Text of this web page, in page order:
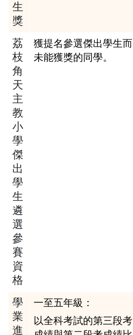
生
獎
荔
枝
角
天
主
教
小
學
傑
出
學
生
遴
選
參
賽
資
格
獲提名參選傑出學生而
未能獲獎的同學。
學
業
進
一至五年級：
以全科考試的第三段考